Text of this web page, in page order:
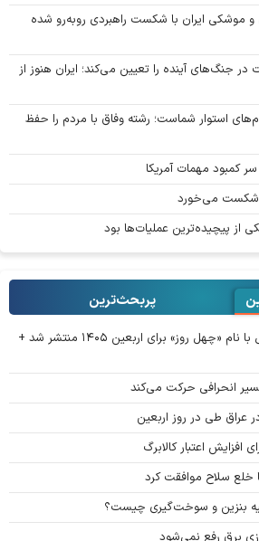
و موشکی ایران با شکست راهبردی روبه‌رو شده
جنگ‌های آینده را تعیین می‌کند؛ ایران هنوز از
استوار شماست؛ رشته وفاق با مردم را حفظ
کمبود مهمات آمریکا
شکست می‌خورد
از پیچیده‌ترین عملیات‌ها بود
پربحث‌ترین‌
تازه‌ترین اثر محسن چاوشی با نام «چهل روز» برای اربعین ۱۴۰۵ منتشر شد +
انحرافی حرکت می‌کند
اعتبار کالابرگ
سلاح موافقت کرد
بنزین و سوخت‌گیری چیست؟
برق رفع نمی‌شود